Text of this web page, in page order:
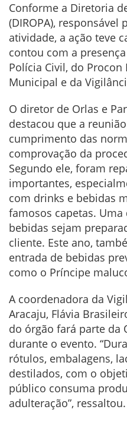
Conforme a Diretoria
(DIROPA), responsável
atividade, a ação teve
contou com a
Polícia Civil, do Procon
Municipal e da
O diretor de Orlas e
destacou que a
cumprimento das
comprovação da
Segundo ele, foram
importantes,
com drinks e bebidas
famosos capetas.
bebidas sejam
cliente. Este ano,
entrada de bebidas
como o Príncipe
A coordenadora da
Aracaju, Flávia
do órgão fará parte da
durante o evento.
rótulos, embalagens,
destilados, com o
público consuma
adulteração”, ressaltou.